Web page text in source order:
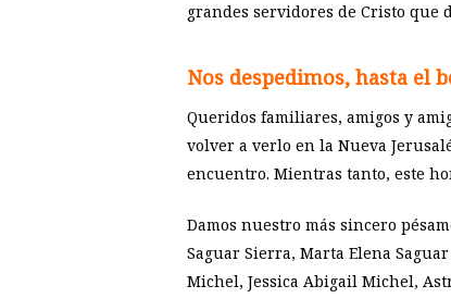
grandes servidores de Cristo que
Nos despedimos, hasta el
Queridos familiares, amigos y
volver a verlo en la Nueva
encuentro. Mientras tanto, este
Damos nuestro más sincero
Saguar Sierra, Marta Elena
Michel, Jessica Abigail Michel,